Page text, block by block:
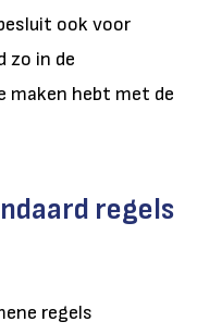
ook voor
zo in de
maken hebt met de
regels
regels